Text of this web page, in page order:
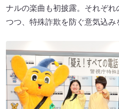
ナルの楽曲も初披露。それぞ
つつ、特殊詐欺を防ぐ意気込み